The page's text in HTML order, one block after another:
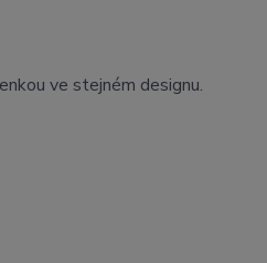
ve stejném designu.